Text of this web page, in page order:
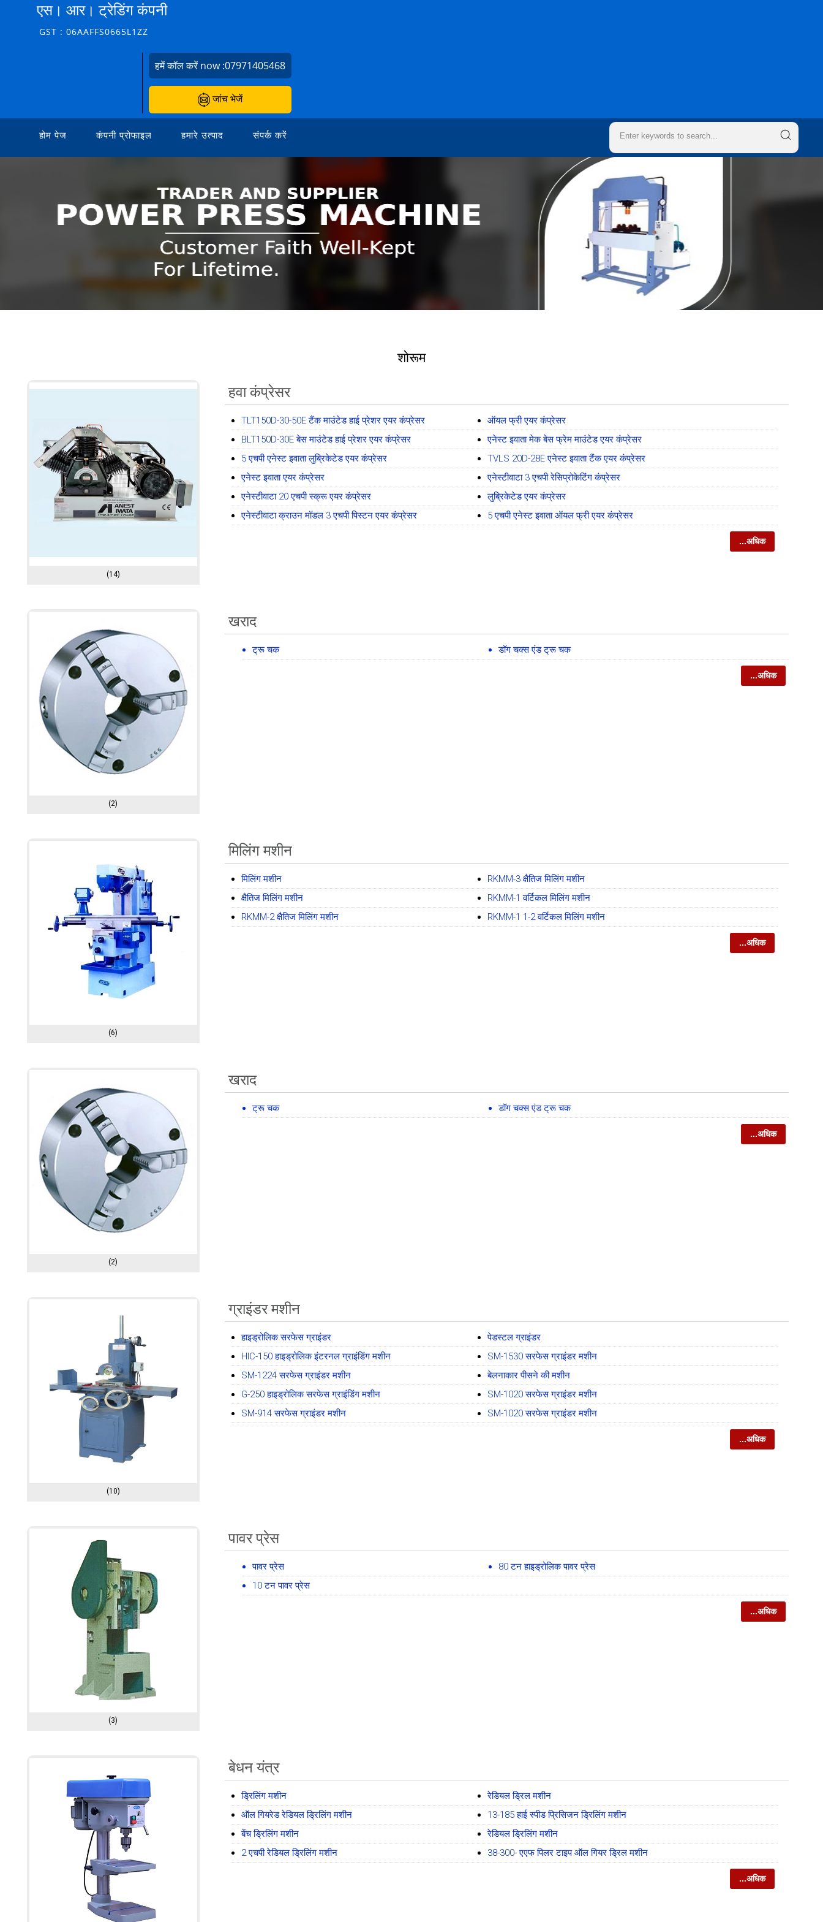
एस। आर। ट्रेडिंग कंपनी
GST : 06AAFFS0665L1ZZ
हमें कॉल करें now :07971405468
जांच भेजें
होम पेज कंपनी प्रोफाइल हमारे उत्पाद संपर्क करें
शोरूम
(14)
हवा कंप्रेसर
TLT150D-30-50E टैंक माउंटेड हाई प्रेशर एयर कंप्रेसर
ऑयल फ्री एयर कंप्रेसर
BLT150D-30E बेस माउंटेड हाई प्रेशर एयर कंप्रेसर
एनेस्ट इवाता मेक बेस फ्रेम माउंटेड एयर कंप्रेसर
5 एचपी एनेस्ट इवाता लुब्रिकेटेड एयर कंप्रेसर
TVLS 20D-28E एनेस्ट इवाता टैंक एयर कंप्रेसर
एनेस्ट इवाता एयर कंप्रेसर
एनेस्टीवाटा 3 एचपी रेसिप्रोकेटिंग कंप्रेसर
एनेस्टीवाटा 20 एचपी स्क्रू एयर कंप्रेसर
लुब्रिकेटेड एयर कंप्रेसर
एनेस्टीवाटा क्राउन मॉडल 3 एचपी पिस्टन एयर कंप्रेसर
5 एचपी एनेस्ट इवाता ऑयल फ्री एयर कंप्रेसर
...अधिक
(2)
खराद
ट्रू चक डॉग चक्स एंड ट्रू चक
...अधिक
(6)
मिलिंग मशीन
मिलिंग मशीन
RKMM-3 क्षैतिज मिलिंग मशीन
क्षैतिज मिलिंग मशीन
RKMM-1 वर्टिकल मिलिंग मशीन
RKMM-2 क्षैतिज मिलिंग मशीन
RKMM-1 1-2 वर्टिकल मिलिंग मशीन
...अधिक
(2)
खराद
ट्रू चक डॉग चक्स एंड ट्रू चक
...अधिक
(10)
ग्राइंडर मशीन
हाइड्रोलिक सरफेस ग्राइंडर
पेडस्टल ग्राइंडर
HIC-150 हाइड्रोलिक इंटरनल ग्राइंडिंग मशीन
SM-1530 सरफेस ग्राइंडर मशीन
SM-1224 सरफेस ग्राइंडर मशीन
बेलनाकार पीसने की मशीन
G-250 हाइड्रोलिक सरफेस ग्राइंडिंग मशीन
SM-1020 सरफेस ग्राइंडर मशीन
SM-914 सरफेस ग्राइंडर मशीन
SM-1020 सरफेस ग्राइंडर मशीन
...अधिक
(3)
पावर प्रेस
पावर प्रेस
80 टन हाइड्रोलिक पावर प्रेस
10 टन पावर प्रेस
...अधिक
बेधन यंत्र
ड्रिलिंग मशीन
रेडियल ड्रिल मशीन
ऑल गियरेड रेडियल ड्रिलिंग मशीन
13-185 हाई स्पीड प्रिसिजन ड्रिलिंग मशीन
बेंच ड्रिलिंग मशीन
रेडियल ड्रिलिंग मशीन
2 एचपी रेडियल ड्रिलिंग मशीन
38-300- एएफ पिलर टाइप ऑल गियर ड्रिल मशीन
...अधिक